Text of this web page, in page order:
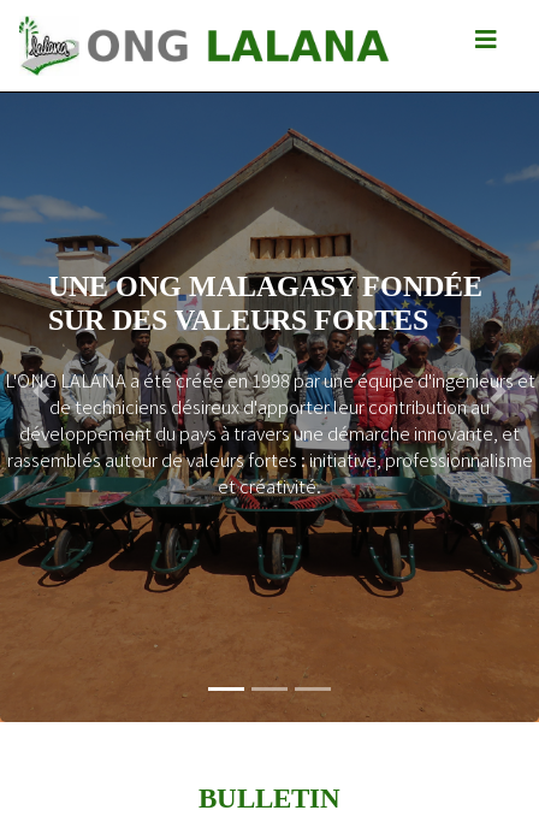
UNE ONG MALAGASY FONDÉE
SUR DES VALEURS FORTES
L'ONG LALANA a été créée en 1998 par une équipe d'ingénieurs et
de techniciens désireux d'apporter leur contribution au
développement du pays à travers une démarche innovante, et
rassemblés autour de valeurs fortes : initiative, professionnalisme
et créativité.
Previous Next
BULLETIN